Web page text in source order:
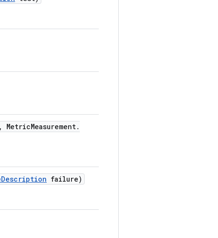
, MetricMeasurement.
Description failure)